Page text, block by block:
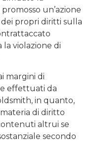
un’azione
propri diritti sulla
la violazione di
margini di
effettuati da
in quanto,
di diritto
altrui se
secondo